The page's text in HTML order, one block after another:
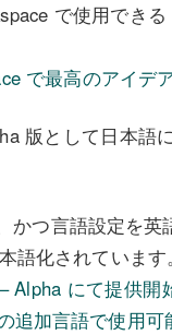
で使用でき
で最高のアイデ
版として日本語
つ言語設定を英
語化されています
Alpha にて提供
追加言語で使用可